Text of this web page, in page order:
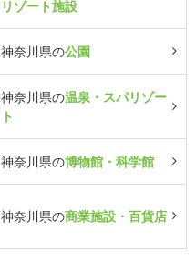
リゾート施設
神奈川県の公園
神奈川県の温泉・スパリゾー
ト
神奈川県の博物館・科学館
神奈川県の商業施設・百貨店